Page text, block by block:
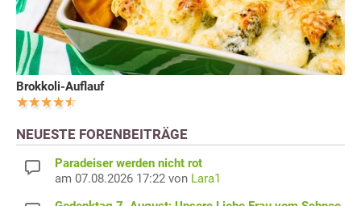
Brokkoli-Auflauf
NEUESTE FORENBEITRÄGE
Paradeiser werden nicht rot
am 07.08.2026 17:22 von Lara1